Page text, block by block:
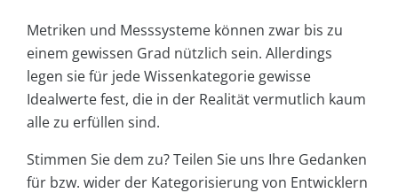
Metriken und Messsysteme können zwar bis zu
einem gewissen Grad nützlich sein. Allerdings
legen sie für jede Wissenkategorie gewisse
Idealwerte fest, die in der Realität vermutlich kaum
alle zu erfüllen sind.
Stimmen Sie dem zu? Teilen Sie uns Ihre Gedanken
für bzw. wider der Kategorisierung von Entwicklern